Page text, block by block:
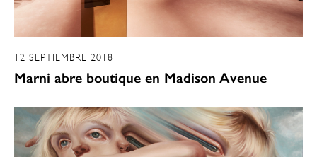
12 SEPTIEMBRE 2018
Marni abre boutique en Madison Avenue